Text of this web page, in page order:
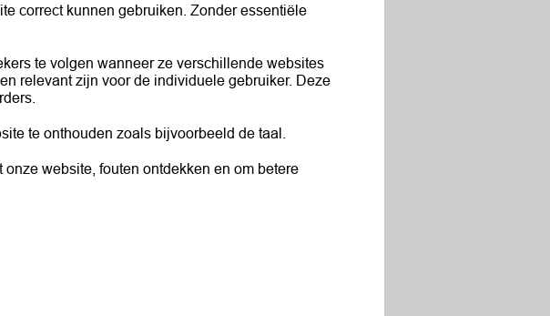
correct kunnen gebruiken. Zonder essentiële
te volgen wanneer ze verschillende websites
relevant zijn voor de individuele gebruiker. Deze
te onthouden zoals bijvoorbeeld de taal.
website, fouten ontdekken en om betere